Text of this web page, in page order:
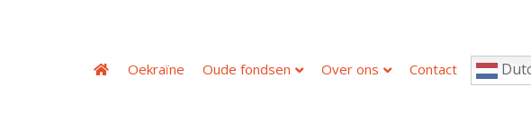
Oekraïne Oude fondsen Over ons Contact